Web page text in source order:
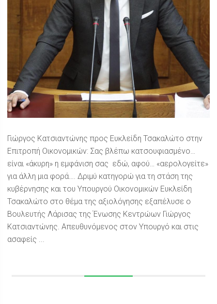
Γιώργος Κατσιαντώνης προς Ευκλείδη Τσακαλώτο στην
Επιτροπή Οικονομικών: Σας βλέπω κατσουφιασμένο…
είναι «άκυρη» η εμφάνιση σας εδώ, αφού… «αερολογείτε»
για άλλη μια φορά…. Δριμύ κατηγορώ για τη στάση της
κυβέρνησης και του Υπουργού Οικονομικών Ευκλείδη
Τσακαλώτο στο θέμα της αξιολόγησης εξαπέλυσε ο
Βουλευτής Λάρισας της Ένωσης Κεντρώων Γιώργος
Κατσιαντώνης. Απευθυνόμενος στον Υπουργό και στις
ασαφείς ...